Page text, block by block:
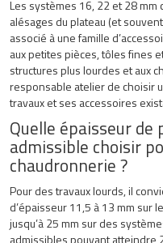
Les systèmes 16, 22 et 28
alésages du plateau (et
associé à une famille
aux petites pièces, tôles fines
structures plus lourdes et aux
responsable atelier de choisir
travaux et ses accessoires
Quelle épaisseur
admissible choisir
chaudronnerie ?
Pour des travaux lourds, il
d’épaisseur 11,5 à 13 mm sur
jusqu’à 25 mm sur des
admissibles pouvant atteindre